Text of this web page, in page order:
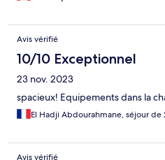
Avis vérifié
10/10 Exceptionnel
23 nov. 2023
spacieux! Equipements dans la
El Hadji Abdourahmane, séjour de
Avis vérifié